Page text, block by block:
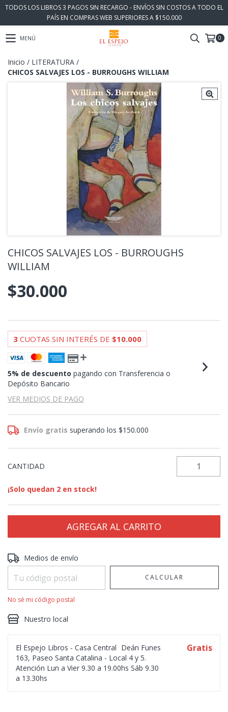
TODOS LOS LIBROS 3 PAGOS SIN RECARGO - ENVÍOS SIN COSTOS A TODO EL
PAÍS EN COMPRAS WEB SUPERIORES A $150.000
MENÚ 0
Inicio / LITERATURA /
CHICOS SALVAJES LOS - BURROUGHS WILLIAM
CHICOS SALVAJES LOS - BURROUGHS
WILLIAM
$30.000
3 CUOTAS SIN INTERÉS DE $10.000
5% de descuento pagando con Transferencia o
Depósito Bancario
VER MEDIOS DE PAGO
Envío gratis superando los$150.000
CANTIDAD
¡Solo quedan 2 en stock!
Entregas para el CP:
Medios de envío
CALCULAR
No sé mi código postal
Nuestro local
El Espejo Libros - Casa Central Deán Funes
163, Paseo Santa Catalina - Local 4 y 5.
Atención Lun a Vier 9.30 a 19.00hs Sáb 9.30
a 13.30hs
Gratis